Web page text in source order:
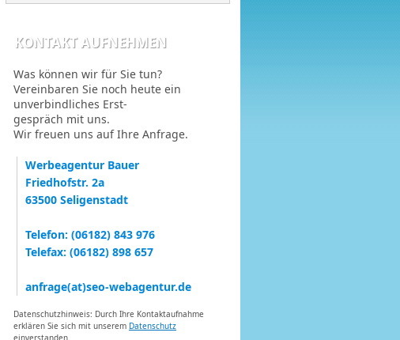
KONTAKT AUFNEHMEN
Was können wir für Sie tun?
Vereinbaren Sie noch heute ein
unverbindliches Erst-
gespräch mit uns.
Wir freuen uns auf Ihre Anfrage.
Werbeagentur Bauer
Friedhofstr. 2a
63500 Seligenstadt
Telefon: (06182) 843 976
Telefax: (06182) 898 657
anfrage(at)seo-webagentur.de
Datenschutzhinweis: Durch Ihre Kontaktaufnahme
erklären Sie sich mit unserem Datenschutz
einverstanden.